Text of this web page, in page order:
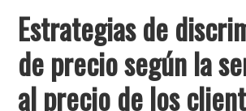
Estrategias de
de precio según la
al precio de los